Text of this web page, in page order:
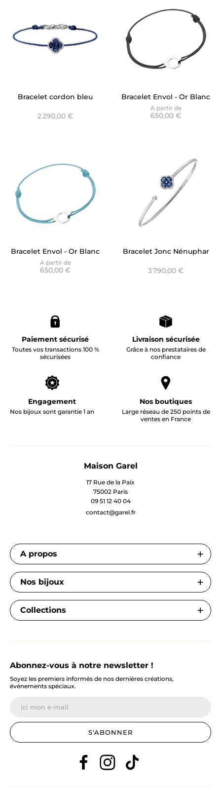
Bracelet cordon bleu
2 290,00 €
Bracelet Envol - Or Blanc
sur cordon noir
A partir de
650,00 €
Bracelet Envol - Or Blanc
sur cordon bleu
A partir de
650,00 €
Bracelet Jonc Nénuphar
3 790,00 €
Paiement sécurisé
Toutes vos transactions 100 %
sécurisées
Livraison sécurisée
Grâce à nos prestataires de
confiance
Engagement
Nos bijoux sont garantie 1 an
Nos boutiques
Large réseau de 250 points de
ventes en France
Maison Garel
17 Rue de la Paix
75002 Paris
09 51 12 40 04
contact@garel.fr
A propos
Nos bijoux
Collections
Abonnez-vous à notre newsletter !
Soyez les premiers informés de nos dernières créations,
événements spéciaux.